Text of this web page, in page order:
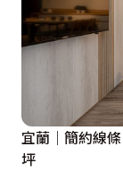
宜蘭｜簡約線
坪